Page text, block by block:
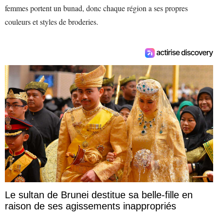
femmes portent un bunad, donc chaque région a ses propres
couleurs et styles de broderies.
Le sultan de Brunei destitue sa belle-fille en
raison de ses agissements inappropriés